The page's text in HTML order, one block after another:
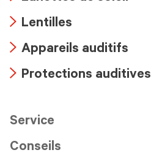
icon
icon
Lentilles
icon
Appareils auditifs
Protections auditives
Service
Conseils